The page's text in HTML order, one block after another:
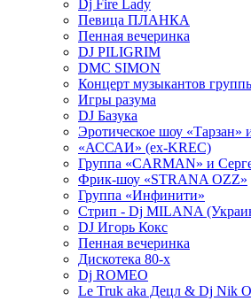
Dj Fire Lady
Певица ПЛАНКА
Пенная вечеринка
DJ PILIGRIM
DMC SIMON
Концерт музыкантов
Игры разума
DJ Базука
Эротическое шоу «Тарзан»
«АССАИ» (ex-KREC)
Группа «CARMAN» и
Фрик-шоу «STRANA OZZ»
Группа «Инфинити»
Стрип - Dj MILANA
DJ Игорь Кокс
Пенная вечеринка
Дискотека 80-х
Dj ROMEO
Le Truk aka Децл & Dj Nik